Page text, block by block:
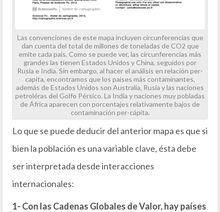
Las convenciones de este mapa incluyen circunferencias que
dan cuenta del total de millones de toneladas de CO2 que
emite cada país. Como se puede ver, las circunferencias más
grandes las tienen Estados Unidos y China, seguidos por
Rusia e India. Sin embargo, al hacer el análisis en relación per-
capita, encontramos que los países más contaminantes,
además de Estados Unidos son Australia, Rusia y las naciones
petroléras del Golfo Pérsico. La India y naciones muy pobladas
de África aparecen con porcentajes relativamente bajos de
contaminación per-cápita.
Lo que se puede deducir del anterior mapa es que si
bien la población es una variable clave, ésta debe
ser interpretada desde interacciones
internacionales:
1- Con las Cadenas Globales de Valor, hay países